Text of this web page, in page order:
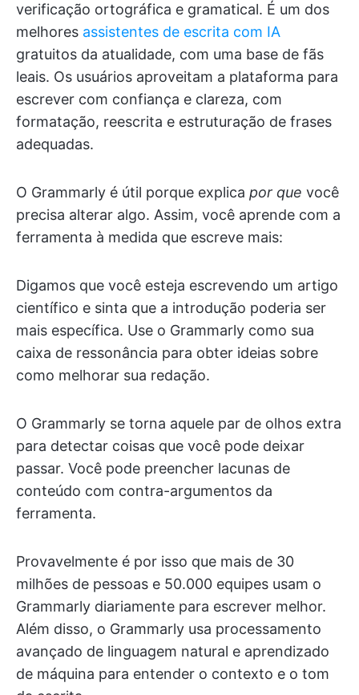
verificação ortográfica e gramatical. É um dos
melhores assistentes de escrita com IA
gratuitos da atualidade, com uma base de fãs
leais. Os usuários aproveitam a plataforma para
escrever com confiança e clareza, com
formatação, reescrita e estruturação de frases
adequadas.
O Grammarly é útil porque explica por que você
precisa alterar algo. Assim, você aprende com a
ferramenta à medida que escreve mais:
Digamos que você esteja escrevendo um artigo
científico e sinta que a introdução poderia ser
mais específica. Use o Grammarly como sua
caixa de ressonância para obter ideias sobre
como melhorar sua redação.
O Grammarly se torna aquele par de olhos extra
para detectar coisas que você pode deixar
passar. Você pode preencher lacunas de
conteúdo com contra-argumentos da
ferramenta.
Provavelmente é por isso que mais de 30
milhões de pessoas e 50.000 equipes usam o
Grammarly diariamente para escrever melhor.
Além disso, o Grammarly usa processamento
avançado de linguagem natural e aprendizado
de máquina para entender o contexto e o tom